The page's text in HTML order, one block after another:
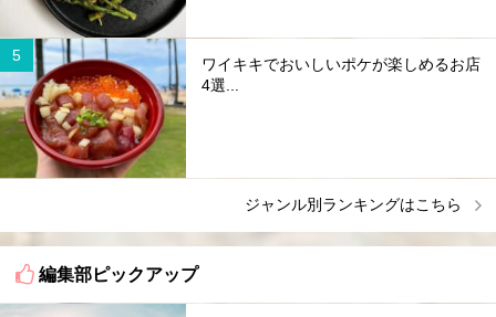
ワイキキでおいしいポケが楽しめるお店
4選...
ジャンル別ランキングはこちら
編集部ピックアップ